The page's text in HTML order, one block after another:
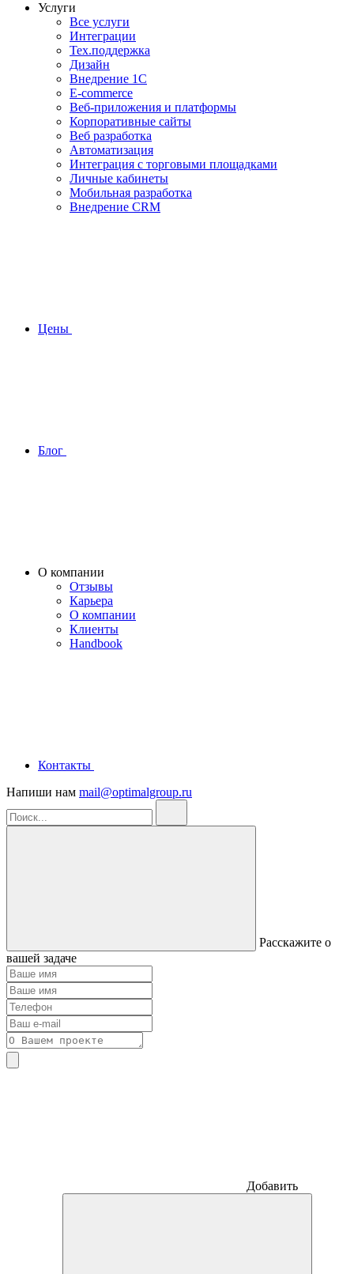
Услуги
Все услуги
Интеграции
Тех.поддержка
Дизайн
Внедрение 1С
E-commerce
Веб-приложения и платформы
Корпоративные сайты
Веб разработка
Автоматизация
Интеграция с торговыми площадками
Личные кабинеты
Мобильная разработка
Внедрение CRM
Цены
Блог
О компании
Отзывы
Карьера
О компании
Клиенты
Handbook
Контакты
Напиши нам mail@optimalgroup.ru
Расскажите о
вашей задаче
Добавить